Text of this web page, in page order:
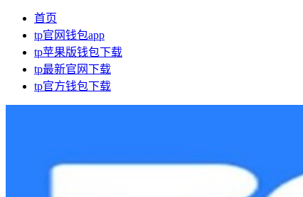
首页
tp官网钱包app
tp苹果版钱包下载
tp最新官网下载
tp官方钱包下载